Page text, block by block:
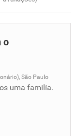
o
São Paulo
uma familía.